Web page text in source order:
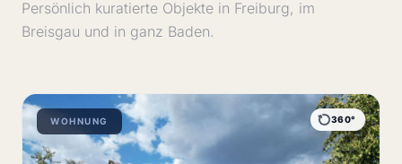
Persönlich kuratierte Objekte in Freiburg, im
Breisgau und in ganz Baden.
WOHNUNG 360°